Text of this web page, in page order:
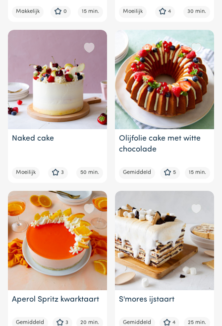
Makkelijk 0 15 min. Moeilijk 4 30 min.
Naked cake
Moeilijk 3 50 min.
Olijfolie cake met witte
chocolade
Gemiddeld 5 15 min.
Aperol Spritz kwarktaart
Gemiddeld 3 20 min.
S'mores ijstaart
Gemiddeld 4 25 min.